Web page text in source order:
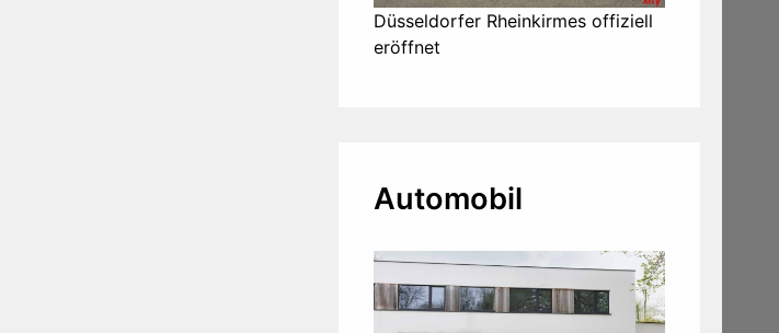
Düsseldorfer Rheinkirmes offiziell
eröffnet
Automobil